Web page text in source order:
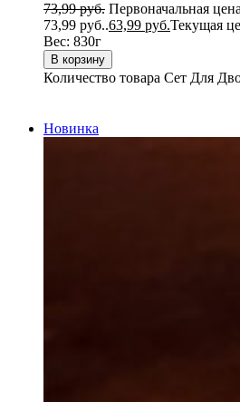
73,99руб. Первоначальная
73,99 руб..63,99 руб.Текущая
Вес: 830г
В корзину
Количество товара Сет Для
Новинка